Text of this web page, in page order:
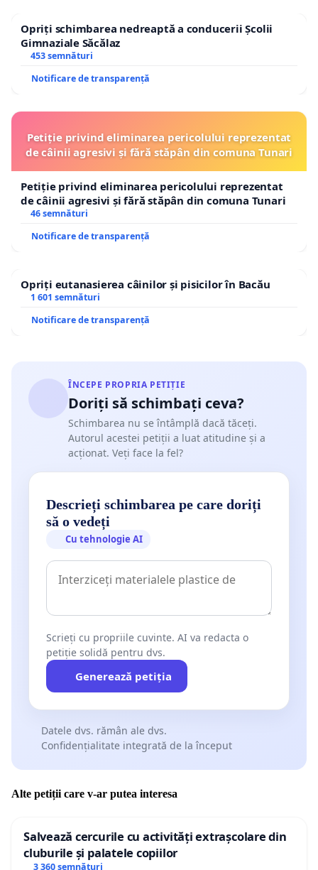
Opriți schimbarea nedreaptă a conducerii Școlii
Gimnaziale Săcălaz
453 semnături
Notificare de transparență
Petiție privind eliminarea pericolului reprezentat
de câinii agresivi și fără stăpân din comuna Tunari
Petiție privind eliminarea pericolului reprezentat
de câinii agresivi și fără stăpân din comuna Tunari
46 semnături
Notificare de transparență
Opriți eutanasierea câinilor și pisicilor în Bacău
1 601 semnături
Notificare de transparență
ÎNCEPE PROPRIA PETIȚIE
Doriți să schimbați ceva?
Schimbarea nu se întâmplă dacă tăceți.
Autorul acestei petiții a luat atitudine și a
acționat. Veți face la fel?
Descrieți schimbarea pe care doriți
să o vedeți
Cu tehnologie AI
Scrieți cu propriile cuvinte. AI va redacta o
petiție solidă pentru dvs.
Generează petiția
Datele dvs. rămân ale dvs.
Confidențialitate integrată de la început
Alte petiții care v-ar putea interesa
Salvează cercurile cu activități extrașcolare din
cluburile și palatele copiilor
3 360 semnături